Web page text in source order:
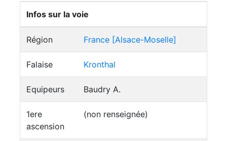
Infos sur la voie
Région France [Alsace-Moselle]
Falaise Kronthal
Equipeurs Baudry A.
1ere
ascension
(non renseignée)